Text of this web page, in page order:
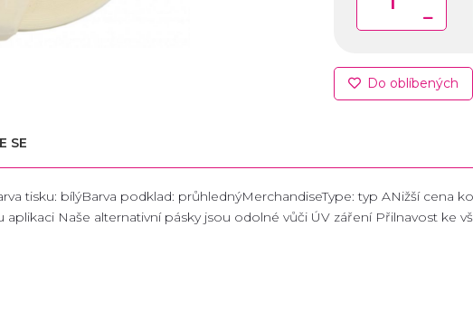
Do oblíbených
SE
tisku: bílýBarva podklad: průhlednýMerchandiseType: typ ANižší cena
Naše alternativní pásky jsou odolné vůči ÚV záření Přilnavost ke